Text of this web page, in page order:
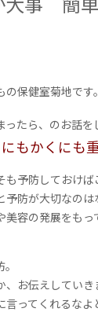
保健室菊地です。
たら、のお話を
もかくにも
も予防しておけ
予防が大切なの
容の発展をもっ
お伝えしていき
言ってくれるなよ